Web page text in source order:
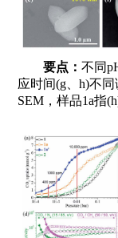
要点：不同
应时间(g、h)不
SEM，样品1a指